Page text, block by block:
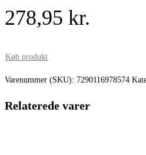
278,95 kr.
Køb produkt
Varenummer (SKU): 7290116978574
Relaterede varer